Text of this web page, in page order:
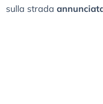
sulla strada